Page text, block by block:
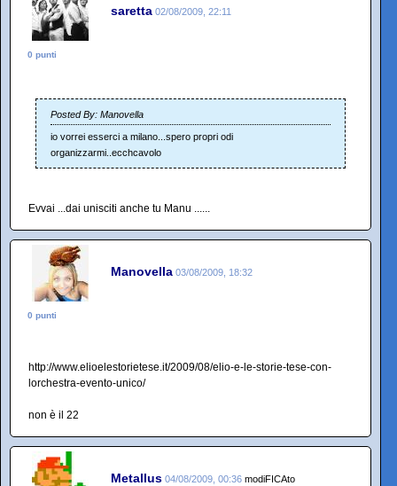
saretta 02/08/2009, 22:11
0 punti
Posted By: Manovella
io vorrei esserci a milano...spero propri odi
organizzarmi..ecchcavolo
Evvai ...dai unisciti anche tu Manu ......
Manovella 03/08/2009, 18:32
0 punti
http://www.elioelestorietese.it/2009/08/elio-e-le-storie-tese-con-
lorchestra-evento-unico/
non è il 22
Metallus 04/08/2009, 00:36 modiFICAto